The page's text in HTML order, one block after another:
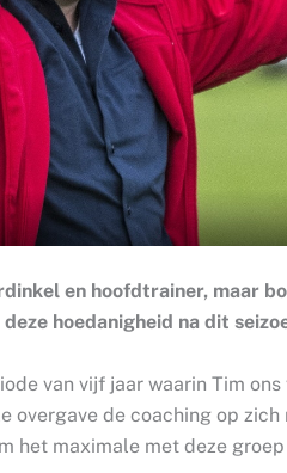
en hoofdtrainer, maar
hoedanigheid na dit
van vijf jaar waarin Tim
overgave de coaching op
het maximale met deze